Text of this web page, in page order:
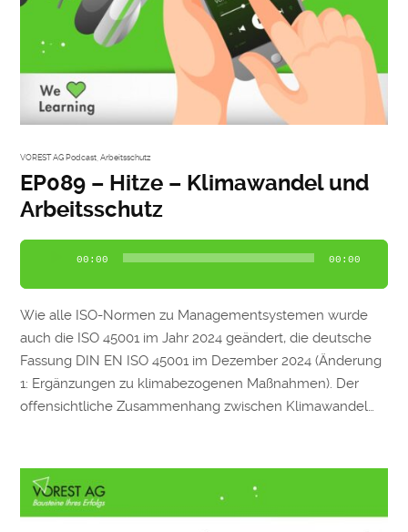
VOREST AG Podcast ,Arbeitsschutz
EP089 – Hitze – Klimawandel und
Arbeitsschutz
Audio-
00:00 00:00
Wie alle ISO-Normen zu Managementsystemen wurde
auch die ISO 45001 im Jahr 2024 geändert, die deutsche
Fassung DIN EN ISO 45001 im Dezember 2024 (Änderung
1: Ergänzungen zu klimabezogenen Maßnahmen). Der
offensichtliche Zusammenhang zwischen Klimawandel…